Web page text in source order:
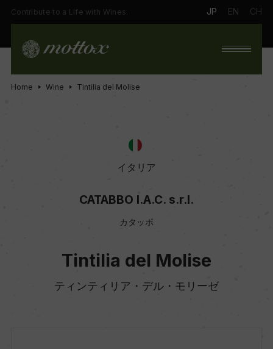
Contribute to a Life with Wines. JP EN CH
Home Wine Tintilia del Molise
イタリア
CATABBO I.A.C. s.r.l.
カタッボ
Tintilia del Molise
ティンティリア・デル・モリーゼ